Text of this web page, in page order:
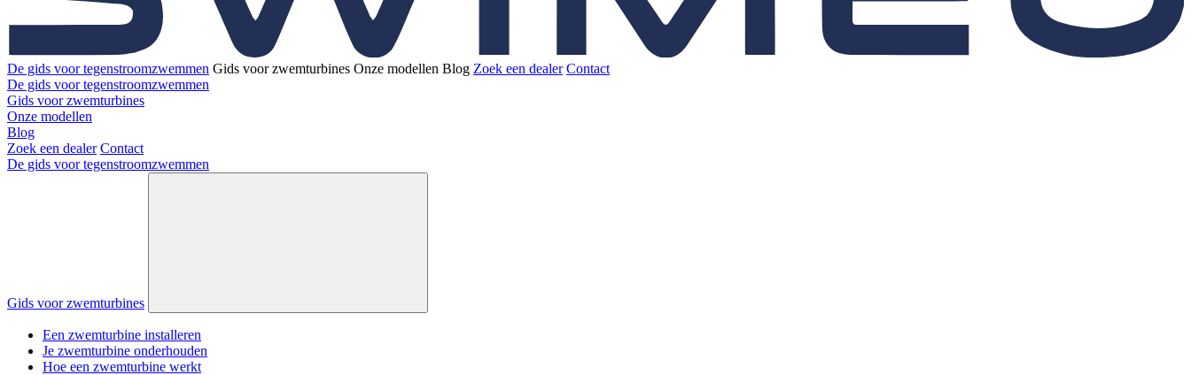
De gids voor tegenstroomzwemmen Gids voor zwemturbines Onze modellen Blog Zoek een dealer Contact
De gids voor tegenstroomzwemmen
Gids voor zwemturbines
Onze modellen
Blog
Zoek een dealer Contact
De gids voor tegenstroomzwemmen
Gids voor zwemturbines
Een zwemturbine installeren
Je zwemturbine onderhouden
Hoe een zwemturbine werkt